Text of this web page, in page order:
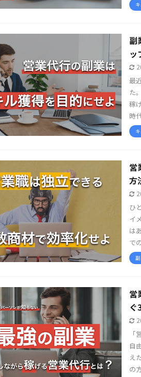
副
ッ
最
た
稼
時
営
方
ひ
イ
は
で
営
ぐ
自
え
の